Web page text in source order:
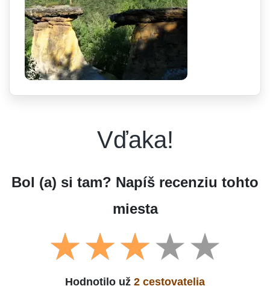
Vďaka!
Bol (a) si tam? Napíš recenziu tohto
miesta
Hodnotilo už 2 cestovatelia